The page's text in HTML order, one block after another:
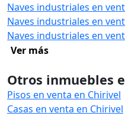
Naves industriales en
Naves industriales en
Naves industriales en
Ver más
Otros inmuebles
Pisos en venta en Chirivel
Casas en venta en Chirivel